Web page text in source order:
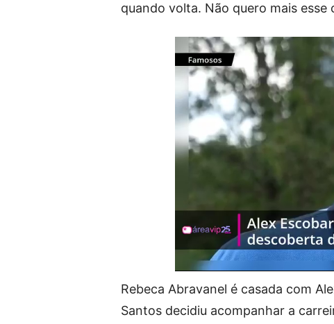
quando volta. Não quero mais
Rebeca Abravanel é casada com
Santos decidiu acompanhar a